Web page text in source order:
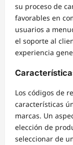
su proceso de
favorables en
usuarios a
el soporte al
experiencia
Los códigos de
características
marcas. Un
elección de
seleccionar de